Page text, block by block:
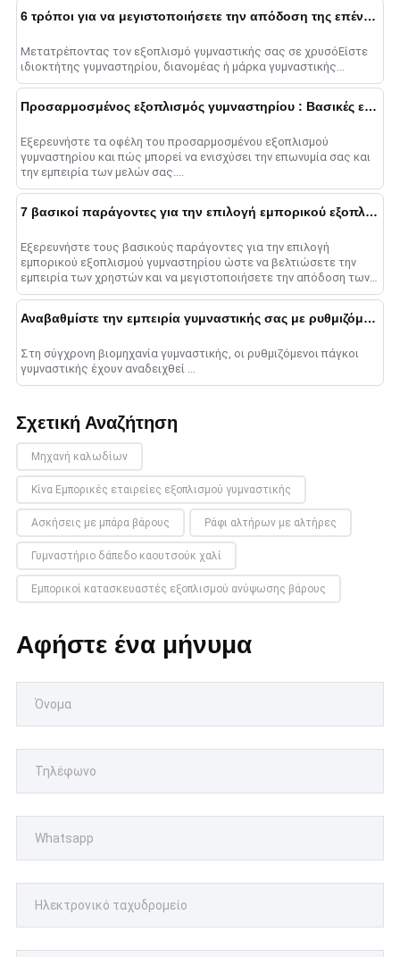
6 τρόποι για να μεγιστοποιήσετε την απόδοση της επένδυσης σε εξοπλισμό γυμναστικής
Μετατρέποντας τον εξοπλισμό γυμναστικής σας σε χρυσόΕίστε
ιδιοκτήτης γυμναστηρίου, διανομέας ή μάρκα γυμναστικής...
Προσαρμοσμένος εξοπλισμός γυμναστηρίου : Βασικές ερωτήσεις που απαντήθηκαν
Εξερευνήστε τα οφέλη του προσαρμοσμένου εξοπλισμού
γυμναστηρίου και πώς μπορεί να ενισχύσει την επωνυμία σας και
την εμπειρία των μελών σας....
7 βασικοί παράγοντες για την επιλογή εμπορικού εξοπλισμού γυμναστηρίου
Εξερευνήστε τους βασικούς παράγοντες για την επιλογή
εμπορικού εξοπλισμού γυμναστηρίου ώστε να βελτιώσετε την
εμπειρία των χρηστών και να μεγιστοποιήσετε την απόδοση των
επενδύσεων....
Αναβαθμίστε την εμπειρία γυμναστικής σας με ρυθμιζόμενους πάγκους γυμναστικής
Στη σύγχρονη βιομηχανία γυμναστικής, οι ρυθμιζόμενοι πάγκοι
γυμναστικής έχουν αναδειχθεί ...
Σχετική Αναζήτηση
Μηχανή καλωδίων
Κίνα Εμπορικές εταιρείες εξοπλισμού γυμναστικής
Ασκήσεις με μπάρα βάρους Ράφι αλτήρων με αλτήρες
Γυμναστήριο δάπεδο καουτσούκ χαλί
Εμπορικοί κατασκευαστές εξοπλισμού ανύψωσης βάρους
Αφήστε ένα μήνυμα